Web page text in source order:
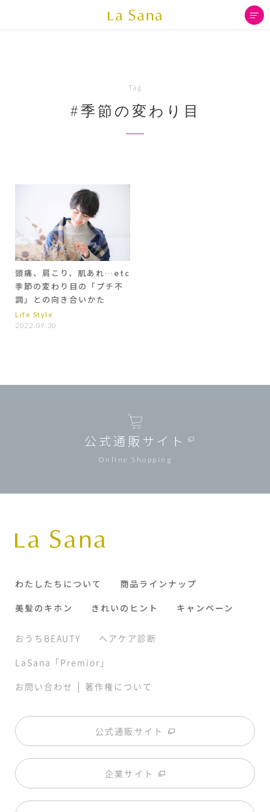
Tag
#季節の変わり目
頭痛、肩こり、肌あれ…etc
季節の変わり目の「プチ不
調」との向き合いかた
Life Style
2022.09.30
公式通販サイト
Online Shopping
わたしたちについて
商品ラインナップ
美髪のキホン
きれいのヒント キャンペーン
おうちBEAUTY
ヘアケア診断
LaSana「Premior」
お問い合わせ | 著作権について
公式通販サイト
企業サイト